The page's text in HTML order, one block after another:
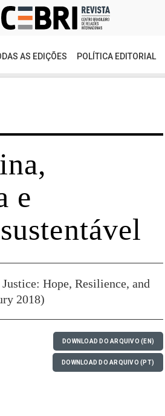
AS EDIÇÕES POLÍTICA EDITORIAL
e
Hope, Resilience, and
2018)
DOWNLOAD DO ARQUIVO (EN)
DOWNLOAD DO ARQUIVO (PT)